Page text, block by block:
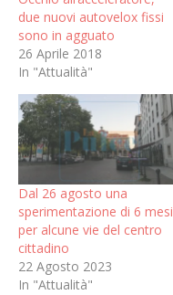
due nuovi autovelox fissi
sono in agguato
26 Aprile 2018
In "Attualità"
Dal 26 agosto una
sperimentazione di 6 mesi
per alcune vie del centro
cittadino
22 Agosto 2023
In "Attualità"